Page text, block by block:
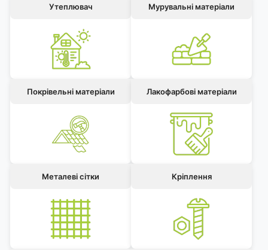
Утеплювач Мурувальні матеріали
Покрівельні матеріали Лакофарбові матеріали
Металеві сітки Кріплення